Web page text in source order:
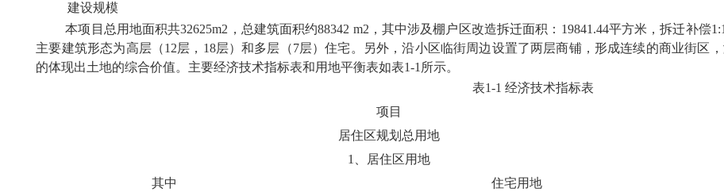
建设规模
本项目总用地面积共32625m2，总建筑面积约88342 m2，其中涉及棚户区改造拆迁面积：19841.44平方米，拆迁补偿
主要建筑形态为高层（12层，18层）和多层（7层）住宅。另外，沿小区临街周边设置了两层商铺，形成连续的商业街区
的体现出土地的综合价值。主要经济技术指标表和用地平衡表如表1-1所示。
表1-1 经济技术指标表
项目
居住区规划总用地
1、居住区用地
其中
住宅用地